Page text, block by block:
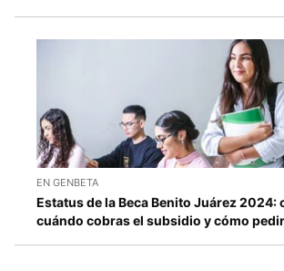
EN GENBETA
Estatus de la Beca Benito Juárez 2024:
cuándo cobras el subsidio y cómo